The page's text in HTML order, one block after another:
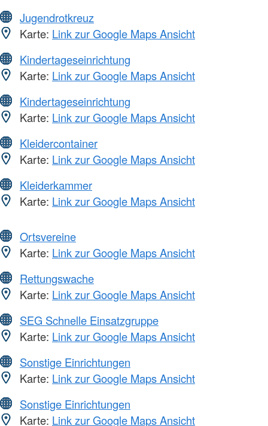
Jugendrotkreuz
Karte: Link zur Google Maps Ansicht
Kindertageseinrichtung
Karte: Link zur Google Maps Ansicht
Kindertageseinrichtung
Karte: Link zur Google Maps Ansicht
Kleidercontainer
Karte: Link zur Google Maps Ansicht
Kleiderkammer
Karte: Link zur Google Maps Ansicht
Ortsvereine
Karte: Link zur Google Maps Ansicht
Rettungswache
Karte: Link zur Google Maps Ansicht
SEG Schnelle Einsatzgruppe
Karte: Link zur Google Maps Ansicht
Sonstige Einrichtungen
Karte: Link zur Google Maps Ansicht
Sonstige Einrichtungen
Karte: Link zur Google Maps Ansicht